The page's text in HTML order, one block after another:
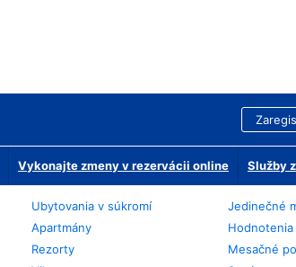
Vykonajte zmeny v rezervácii online Služby
Ubytovania v súkromí
Apartmány
Rezorty
Jedinečné
Hodnotenia
Mesačné